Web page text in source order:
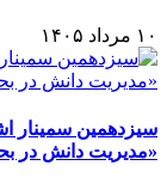
۱۰ مرداد ۱۴۰۵
سیزدهمین سمینار
«مدیریت دانش در